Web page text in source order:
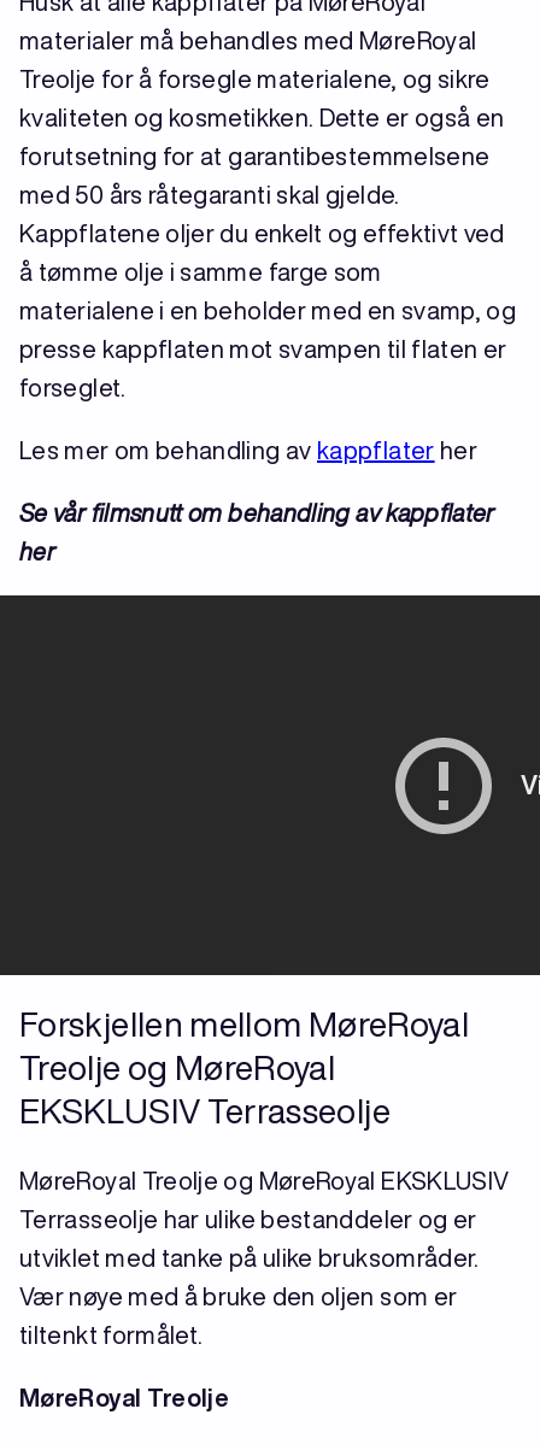
materialer må behandles med MøreRoyal
Treolje for å forsegle materialene, og sikre
kvaliteten og kosmetikken. Dette er også en
forutsetning for at garantibestemmelsene
med 50 års råtegaranti skal gjelde.
Kappflatene oljer du enkelt og effektivt ved
å tømme olje i samme farge som
materialene i en beholder med en svamp, og
presse kappflaten mot svampen til flaten er
forseglet.
Les mer om behandling av kappflater her
Se vår filmsnutt om behandling av kappflater
her
Forskjellen mellom MøreRoyal
Treolje og MøreRoyal
EKSKLUSIV Terrasseolje
MøreRoyal Treolje og MøreRoyal EKSKLUSIV
Terrasseolje har ulike bestanddeler og er
utviklet med tanke på ulike bruksområder.
Vær nøye med å bruke den oljen som er
tiltenkt formålet.
MøreRoyal Treolje